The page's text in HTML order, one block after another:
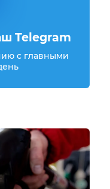
Telegram
с главными